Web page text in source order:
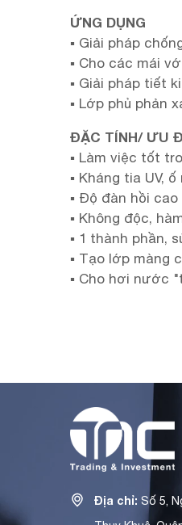
ỨNG DỤNG
▪ Giải pháp
▪ Cho các mái
▪ Giải pháp tiết
▪ Lớp phủ phản
ĐẶC TÍNH/ ƯU
▪ Làm việc tốt
▪ Kháng tia UV,
▪ Độ đàn hồi
▪ Không độc,
▪ 1 thành phần,
▪ Tạo lớp màng
▪ Cho hơi nước
Địa chỉ: Số 5,